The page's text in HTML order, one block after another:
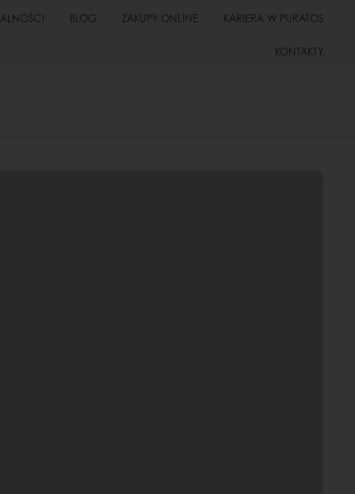
BLOG ZAKUPY ONLINE KARIERA W PURATOS
KONTAKTY